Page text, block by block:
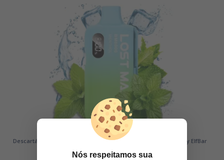
Descartável LOST MARY BM6000 | Menthol | 6000 puffs 20mg by ElfBar
Nós respeitamos sua